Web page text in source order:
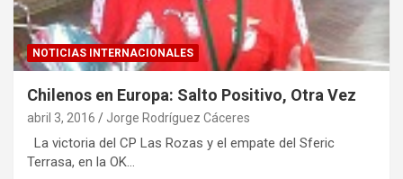
NOTICIAS INTERNACIONALES
Chilenos en Europa: Salto Positivo, Otra Vez
abril 3, 2016 Jorge Rodríguez Cáceres
La victoria del CP Las Rozas y el empate del Sferic
Terrasa, en la OK…